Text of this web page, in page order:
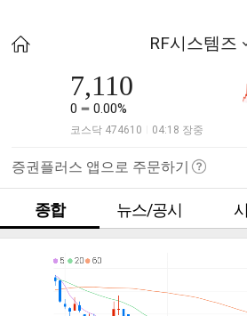
RF시스템즈
7,110
0 0.00%
코스닥 474610 04:18 장중
증권플러스 앱으로 주문하기
종합 뉴스/공시